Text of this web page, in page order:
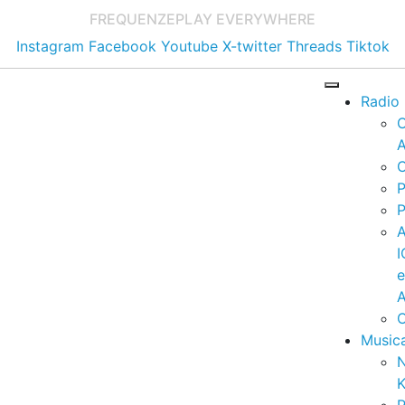
FREQUENZEPLAY EVERYWHERE
Instagram Facebook Youtube X-twitter Threads Tiktok
Radio
e